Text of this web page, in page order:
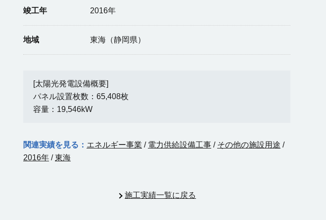
竣工年 2016年
地域 東海（静岡県）
[太陽光発電設備概要]
パネル設置枚数：65,408枚
容量：19,546kW
関連実績を見る： エネルギー事業 / 電力供給設備工事 / その他の施設用途 /
2016年 /東海
施工実績一覧に戻る